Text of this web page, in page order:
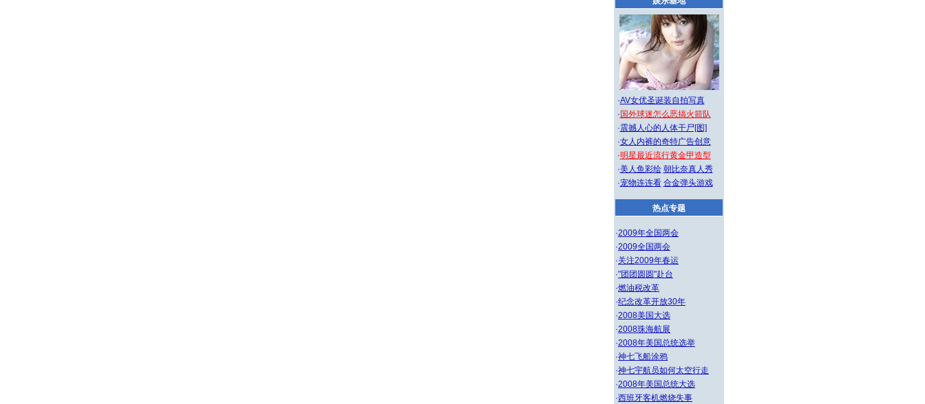
·AV女优圣诞装自拍写真
· 国外球迷怎么恶搞火箭队
·震撼人心的人体干尸[图]
·女人内裤的奇特广告创意
·明星最近流行黄金甲造型
·美人鱼彩绘 朝比奈真人秀
·宠物连连看 合金弹头游戏
热点专题
·2009年全国两会
·2009全国两会
·关注2009年春运
·"团团圆圆"赴台
·燃油税改革
·纪念改革开放30年
·2008美国大选
·2008珠海航展
·2008年美国总统选举
·神七飞船涂鸦
·神七宇航员如何太空行走
·2008年美国总统大选
·西班牙客机燃烧失事